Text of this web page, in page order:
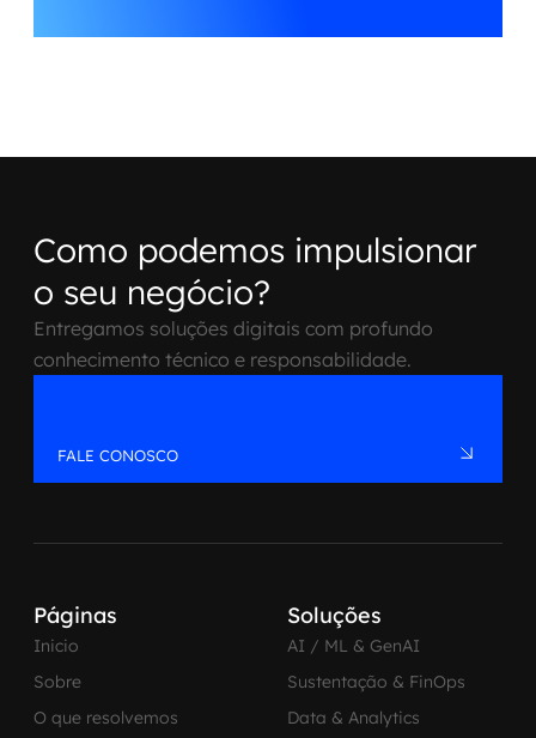
Como podemos impulsionar
o seu negócio?
Entregamos soluções digitais com profundo
conhecimento técnico e responsabilidade.
FALE CONOSCO
Páginas
Inicio
Sobre
O que resolvemos
Soluções
AI / ML & GenAI
Sustentação & FinOps
Data & Analytics